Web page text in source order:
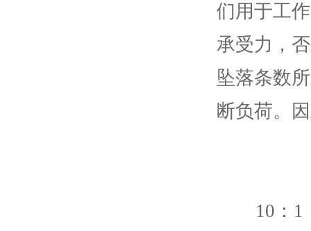
们用于工
承受力，
坠落条数
断负荷。
10：1